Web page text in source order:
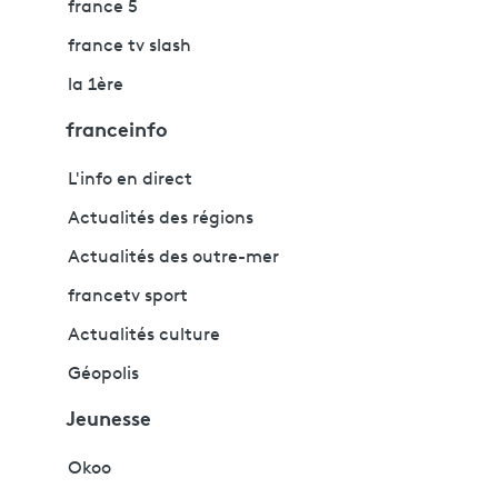
france 5
france tv slash
la 1ère
franceinfo
L'info en direct
Actualités des régions
Actualités des outre-mer
francetv sport
Actualités culture
Géopolis
Jeunesse
Okoo